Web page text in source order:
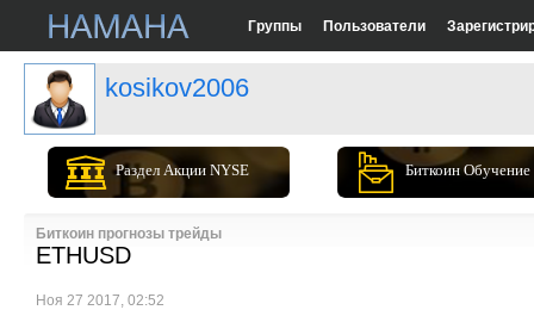
Группы Пользователи
kosikov2006
Раздел Акции NYSE Биткоин Обучение
Биткоин прогнозы трейды
ETHUSD
Ноя 27 2017, 02:52